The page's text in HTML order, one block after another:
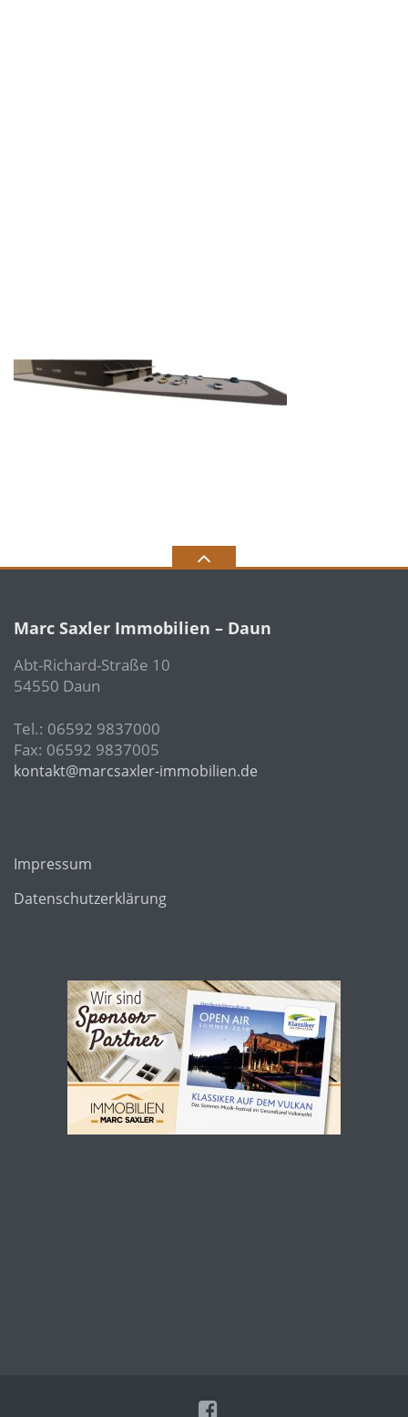
Marc Saxler Immobilien – Daun
Abt-Richard-Straße 10
54550 Daun
Tel.: 06592 9837000
Fax: 06592 9837005
kontakt@marcsaxler-immobilien.de
Impressum
Datenschutzerklärung